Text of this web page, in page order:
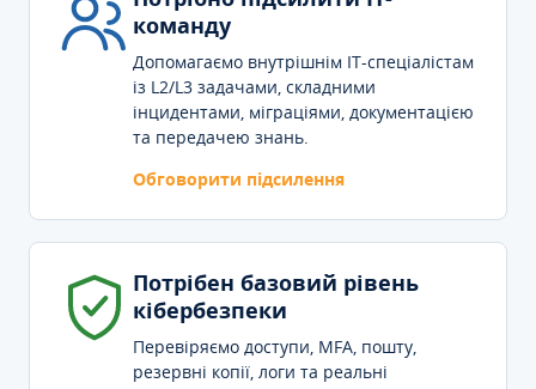
команду
Допомагаємо внутрішнім IT-спеціалістам
із L2/L3 задачами, складними
інцидентами, міграціями, документацією
та передачею знань.
Обговорити підсилення
Потрібен базовий рівень
кібербезпеки
Перевіряємо доступи, MFA, пошту,
резервні копії, логи та реальні